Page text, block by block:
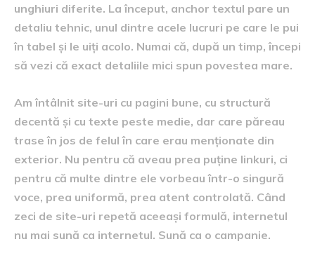
unghiuri diferite. La început, anchor textul pare un
detaliu tehnic, unul dintre acele lucruri pe care le pui
în tabel și le uiți acolo. Numai că, după un timp, începi
să vezi că exact detaliile mici spun povestea mare.
Am întâlnit site-uri cu pagini bune, cu structură
decentă și cu texte peste medie, dar care păreau
trase în jos de felul în care erau menționate din
exterior. Nu pentru că aveau prea puține linkuri, ci
pentru că multe dintre ele vorbeau într-o singură
voce, prea uniformă, prea atent controlată. Când
zeci de site-uri repetă aceeași formulă, internetul
nu mai sună ca internetul. Sună ca o campanie.